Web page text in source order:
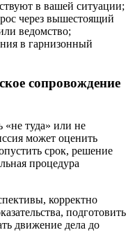
в вашей ситуации;
через вышестоящий
ведомство;
в гарнизонный
сопровождение
«не туда» или не
может оценить
срок, решение
процедура
корректно
подготовить
движение дела до